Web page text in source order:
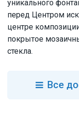
уникального
перед Центром
центре
покрытое
стекла.
Все